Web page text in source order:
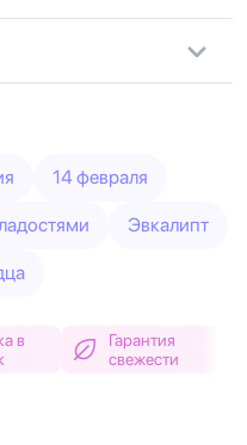
14 февраля
Эвкалипт
в
Гарантия
свежести